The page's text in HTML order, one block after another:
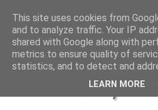
This site uses cookies from
and to analyze traffic. Your IP
shared with Google along with
metrics to ensure quality of
statistics, and to detect and
LEARN MORE